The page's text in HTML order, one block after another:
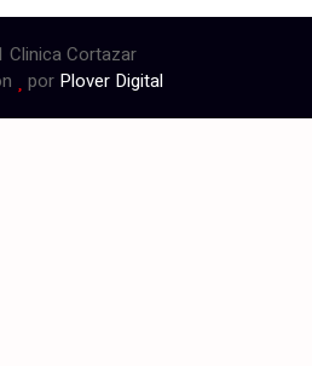
Clinica Cortazar
por Plover Digital